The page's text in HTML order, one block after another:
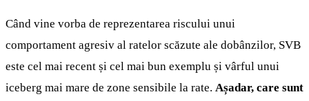
Când vine vorba de reprezentarea riscului unui
comportament agresiv al ratelor scăzute ale dobânzilor, SVB
este cel mai recent și cel mai bun exemplu și vârful unui
iceberg mai mare de zone sensibile la rate. Așadar, care sunt